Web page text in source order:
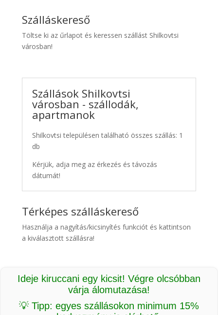
Kiwi
Taxi
Szálláskereső
Töltse ki az űrlapot és keressen szállást Shilkovtsi
városban!
Szállások Shilkovtsi
városban - szállodák,
apartmanok
Shilkovtsi településen található összes szállás: 1
db
Kérjük, adja meg az érkezés és távozás
dátumát!
Térképes szálláskereső
Használja a nagyítás/kicsinyítés funkciót és kattintson
a kiválasztott szállásra!
Ideje kiruccani egy kicsit! Végre olcsóbban
várja álomutazása!
💡 Tipp: egyes szállásokon minimum 15%